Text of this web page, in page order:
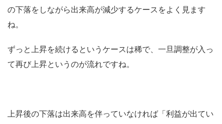
の下落をしながら出来高が減少するケースをよく見ます
ね。
ずっと上昇を続けるというケースは稀で、一旦調整が入っ
て再び上昇というのが流れですね。
上昇後の下落は出来高を伴っていなければ「利益が出てい